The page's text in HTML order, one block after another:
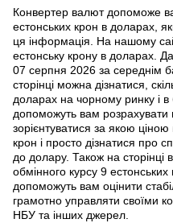
Конвертер валют допоможе
естонських крон в доларах,
ця інформація. На нашому
естонську крону в доларах.
07 серпня 2026 за середнім
сторінці можна дізнатися,
доларах на чорному ринку і в
допоможуть вам розрахувати
зорієнтуватися за якою
крон і просто дізнатися про
до долару. Також на сторінці
обмінного курсу 9
допоможуть вам оцінити
грамотно управляти своїми
НБУ та інших джерел.